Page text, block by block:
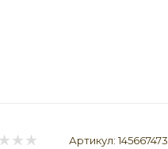
Артикул: 145667473